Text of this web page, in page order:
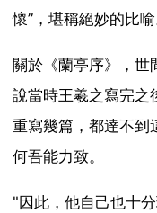
懷”，堪稱絕妙的比喻
關於《蘭亭序》，世
說當時王羲之寫完之
重寫幾篇，都達不到
何吾能力致。
"因此，他自己也十